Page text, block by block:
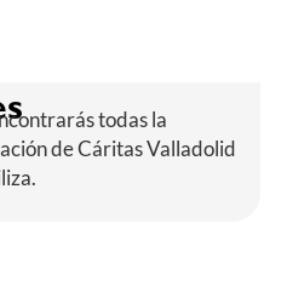
todas la
de Cáritas Valladolid